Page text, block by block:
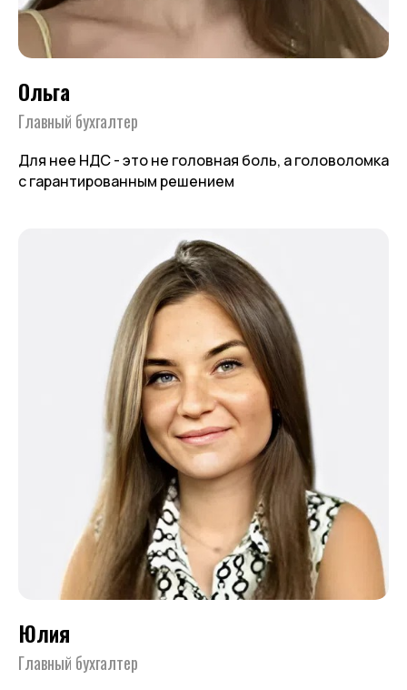
Ольга
Главный бухгалтер
Для нее НДС - это не головная боль, а головоломка
с гарантированным решением
Юлия
Главный бухгалтер